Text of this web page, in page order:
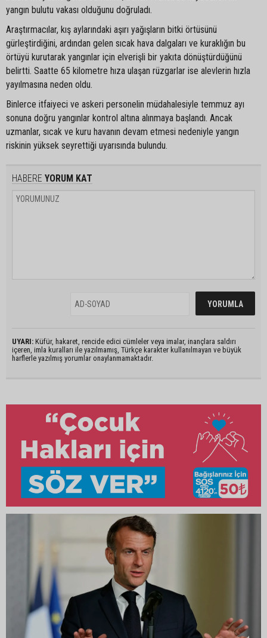
yangın bulutu vakası olduğunu doğruladı.
Araştırmacılar, kış aylarındaki aşırı yağışların bitki örtüsünü
gürleştirdiğini, ardından gelen sıcak hava dalgaları ve kuraklığın bu
örtüyü kurutarak yangınlar için elverişli bir yakıta dönüştürdüğünü
belirtti. Saatte 65 kilometre hıza ulaşan rüzgarlar ise alevlerin hızla
yayılmasına neden oldu.
Binlerce itfaiyeci ve askeri personelin müdahalesiyle temmuz ayı
sonuna doğru yangınlar kontrol altına alınmaya başlandı. Ancak
uzmanlar, sıcak ve kuru havanın devam etmesi nedeniyle yangın
riskinin yüksek seyrettiği uyarısında bulundu.
HABERE YORUM KAT
UYARI: Küfür, hakaret, rencide edici cümleler veya imalar, inançlara saldırı
içeren, imla kuralları ile yazılmamış, Türkçe karakter kullanılmayan ve büyük
harflerle yazılmış yorumlar onaylanmamaktadır.